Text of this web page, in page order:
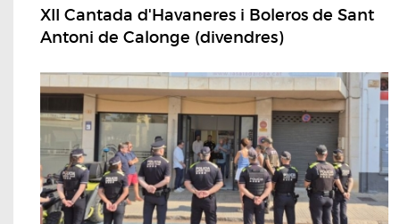
XII Cantada d'Havaneres i Boleros de Sant
Antoni de Calonge (divendres)